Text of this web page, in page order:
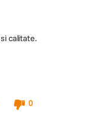
calitate.
0